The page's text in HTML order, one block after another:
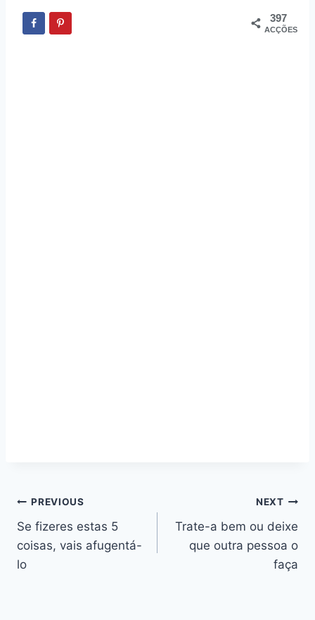
397
ACÇÕES
Navegação
de
artigos
PREVIOUS
Se fizeres estas 5
coisas, vais afugentá-
lo
NEXT
Trate-a bem ou deixe
que outra pessoa o
faça